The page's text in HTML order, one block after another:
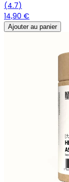
(4.7)
14,90 €
Ajouter au panier